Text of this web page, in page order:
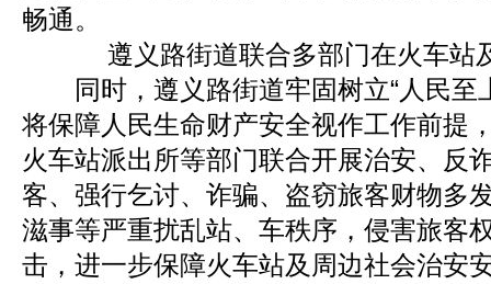
畅通。
遵义路街道联合多部门在火车站
同时，遵义路街道牢固树立“人民至
将保障人民生命财产安全视作工作前提
火车站派出所等部门联合开展治安、反
客、强行乞讨、诈骗、盗窃旅客财物多
滋事等严重扰乱站、车秩序，侵害旅客
击，进一步保障火车站及周边社会治安